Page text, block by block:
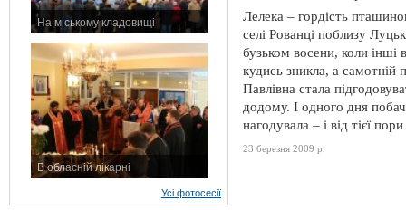
На міському кладовищі
В обласній лікарні
Усі фотосесії
Лелека – гордість
селі Рованці поблизу
бузьком восени, коли інші
кудись зникла, а самотній
Павлівна стала
додому. І одного дня
нагодувала – і від тієї
23 березня 2009 р.